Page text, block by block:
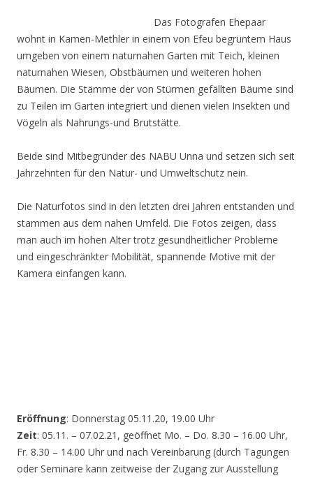
Das Fotografen Ehepaar
wohnt in Kamen-Methler in einem von Efeu begrüntem Haus
umgeben von einem naturnahen Garten mit Teich, kleinen
naturnahen Wiesen, Obstbäumen und weiteren hohen
Bäumen. Die Stämme der von Stürmen gefällten Bäume sind
zu Teilen im Garten integriert und dienen vielen Insekten und
Vögeln als Nahrungs-und Brutstätte.
Beide sind Mitbegründer des NABU Unna und setzen sich seit
Jahrzehnten für den Natur- und Umweltschutz nein.
Die Naturfotos sind in den letzten drei Jahren entstanden und
stammen aus dem nahen Umfeld. Die Fotos zeigen, dass
man auch im hohen Alter trotz gesundheitlicher Probleme
und eingeschränkter Mobilität, spannende Motive mit der
Kamera einfangen kann.
Eröffnung: Donnerstag 05.11.20, 19.00 Uhr
Zeit: 05.11. – 07.02.21, geöffnet Mo. – Do. 8.30 – 16.00 Uhr,
Fr. 8.30 – 14.00 Uhr und nach Vereinbarung (durch Tagungen
oder Seminare kann zeitweise der Zugang zur Ausstellung